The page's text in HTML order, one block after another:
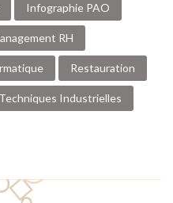
Infographie PAO
RH
Restauration
Techniques Industrielles